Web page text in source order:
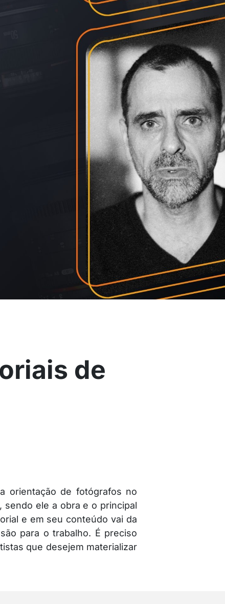
de
orientação de fotógrafos no
ele a obra e o principal
e em seu conteúdo vai da
para o trabalho. É preciso
que desejem materializar